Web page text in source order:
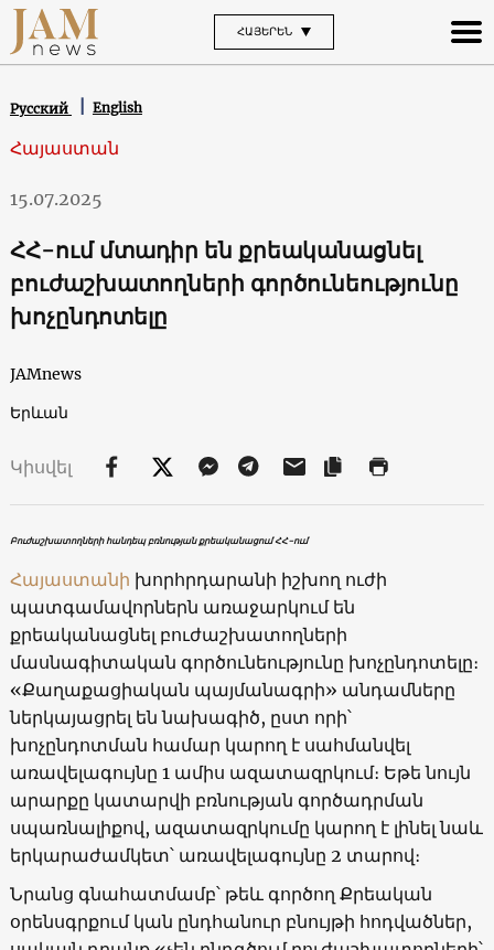
ՀԱՅԵՐԵՆ
Русский English
Հայաստան
15.07.2025
ՀՀ-ում մտադիր են քրեականացնել
բուժաշխատողների գործունեությունը
խոչընդոտելը
JAMnews
Երևան
Կիսվել
Բուժաշխատողների հանդեպ բռնության քրեականացում ՀՀ-ում
Հայաստանի խորհրդարանի իշխող ուժի
պատգամավորներն առաջարկում են
քրեականացնել բուժաշխատողների
մասնագիտական գործունեությունը խոչընդոտելը։
«Քաղաքացիական պայմանագրի» անդամները
ներկայացրել են նախագիծ, ըստ որի՝
խոչընդոտման համար կարող է սահմանվել
առավելագույնը 1 ամիս ազատազրկում։ Եթե նույն
արարքը կատարվի բռնության գործադրման
սպառնալիքով, ազատազրկումը կարող է լինել նաև
երկարաժամկետ՝ առավելագույնը 2 տարով։
Նրանց գնահատմամբ՝ թեև գործող Քրեական
օրենսգրքում կան ընդհանուր բնույթի հոդվածներ,